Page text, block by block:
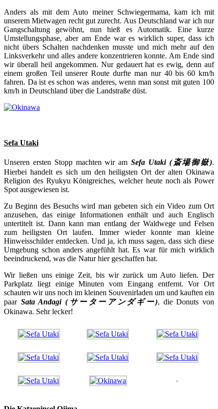
Anders als mit dem Auto meiner Schwiegermama, kam ich mit
unserem Mietwagen recht gut zurecht. Aus Deutschland war ich nur
Gangschaltung gewöhnt, nun hieß es Automatik. Eine kurze
Umstellungsphase, aber am Ende war es wirklich super, dass ich
nicht übers Schalten nachdenken musste und mich mehr auf den
Linksverkehr und alles andere konzentrieren konnte. Am Ende sind
wir überall heil angekommen. Nur gedauert hat es ewig, denn auf
einem großen Teil unserer Route durfte man nur 40 bis 60 km/h
fahren. Da ist es schon was anderes, wenn man sonst mit guten 100
km/h in Deutschland über die Landstraße düst.
Sefa Utaki
Unseren ersten Stopp machten wir amSefa Utaki (斎場御嶽).
Hierbei handelt es sich um den heiligsten Ort der alten Okinawa
Religion des Ryukyu Königreiches, welcher heute noch als Power
Spot ausgewiesen ist.
Zu Beginn des Besuchs wird man gebeten sich ein Video zum Ort
anzusehen, das einige Informationen enthält und auch Englisch
untertitelt ist. Dann kann man entlang der Waldwege und Felsen
zum heiligsten Ort laufen. Immer wieder konnte man kleine
Hinweisschilder entdecken. Und ja, ich muss sagen, dass sich diese
Umgebung schon anders angefühlt hat. Es war für mich wirklich
beeindruckend, was die Natur hier geschaffen hat.
Wir ließen uns einige Zeit, bis wir zurück um Auto liefen. Der
Parkplatz liegt einige Minuten vom Eingang entfernt. Vor Ort
schauten wir uns noch im kleinen Souvenirladen um und kauften ein
paar Sata Andagi (サーターアンダギー), die Donuts von
Okinawa. Sehr lecker!